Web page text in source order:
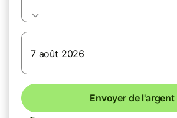
7 août 2026
Envoyer de l'argent